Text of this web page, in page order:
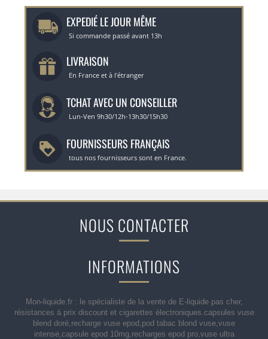
EXPEDIÉ LE JOUR MÊME
Si commande passé avant 13h
LIVRAISON
En France et à l'étranger
TCHAT AVEC UN CONSEILLER
Lun-Ven 9h30/12h-13h30/15h30
FOURNISSEURS FRANÇAIS
tous nos fournisseurs sont en France.
NOUS CONTACTER
INFORMATIONS
Mon-liquide.fr : le spécialiste de la vente de E-liquide pas cher,
résistances à prix discount et cigarettes électroniques.capsules vuse
blend doré,recharge vuse epod,pod tabac blond vuse,vuse
intense,capsule epod 10mg,recharges epod pro,vuse ultra